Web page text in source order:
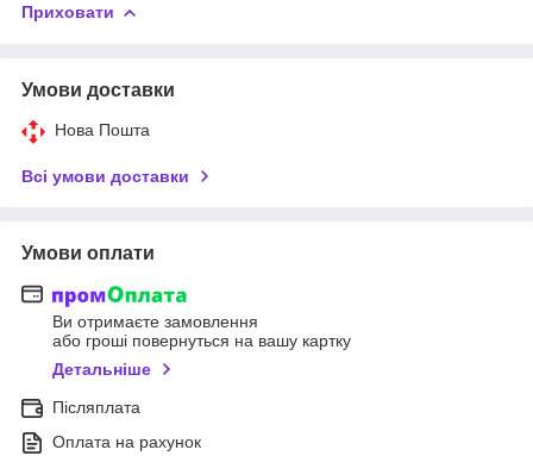
Приховати
Умови доставки
Нова Пошта
Всі умови доставки
Умови оплати
Ви отримаєте замовлення
або гроші повернуться на вашу картку
Детальніше
Післяплата
Оплата на рахунок